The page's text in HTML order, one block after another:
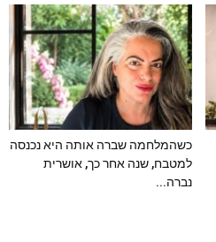
כשהמלחמה שברה אותה היא נכנסה
למטבח, שנה אחר כך, אושרית
נברה...